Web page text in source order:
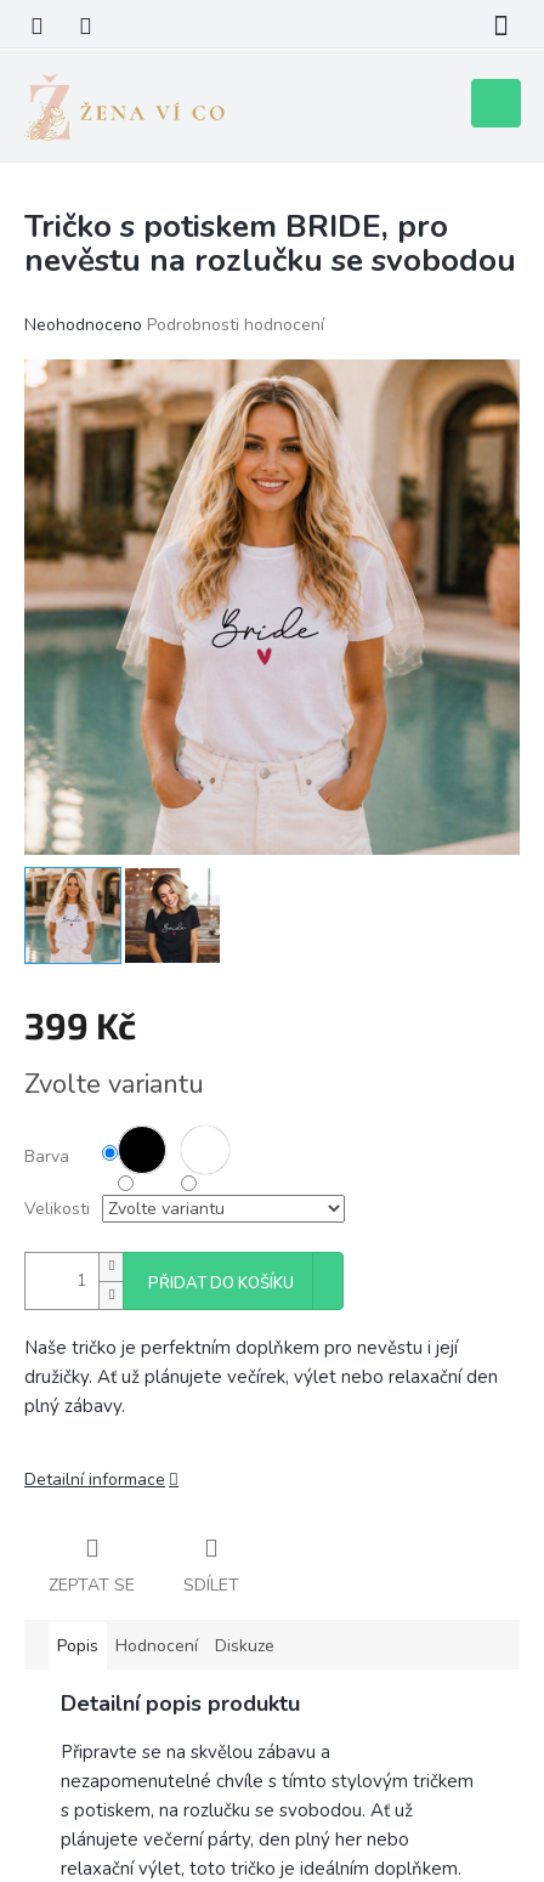
obsah
košík
Tričko s potiskem BRIDE, pro
nevěstu na rozlučku se svobodou
Průměrné
produktu
je
0,0
z
5
hvězdiček.
Neohodnoceno Podrobnosti hodnocení
399 Kč
cena:
Zvolte variantu
Barva
Velikosti
PŘIDAT DO KOŠÍKU
Naše tričko je perfektním doplňkem pro nevěstu i její
družičky. Ať už plánujete večírek, výlet nebo relaxační den
plný zábavy.
Detailní informace
ZEPTAT SE SDÍLET
Popis Hodnocení Diskuze
Detailní popis produktu
Připravte se na skvělou zábavu a
nezapomenutelné chvíle s tímto stylovým tričkem
s potiskem, na rozlučku se svobodou. Ať už
plánujete večerní párty, den plný her nebo
relaxační výlet, toto tričko je ideálním doplňkem.